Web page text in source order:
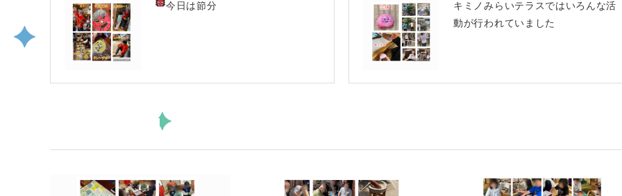
今日は節分
キミノみらいテラスではいろんな活
動が行われていました